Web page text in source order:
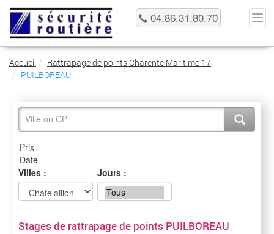
04.86.31.80.70
Accueil
Rattrapage de points Charente Maritime 17
PUILBOREAU
Villes : Jours :
Stages de rattrapage de points PUILBOREAU